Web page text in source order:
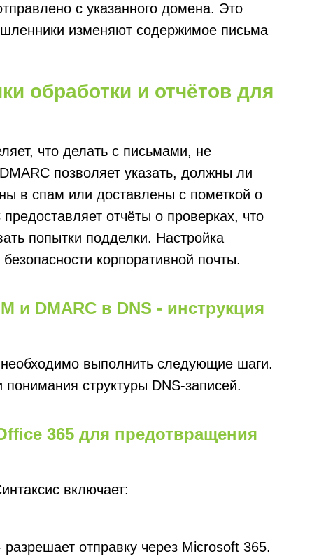
с указанного домена. Это
изменяют содержимое письма
обработки и отчётов для
что делать с письмами, не
позволяет указать, должны ли
в спам или доставлены с пометкой о
отчёты о проверках, что
попытки подделки. Настройка
корпоративной почты.
и DMARC в DNS - инструкция
выполнить следующие шаги.
структуры DNS-записей.
365 для предотвращения
включает:
отправку через Microsoft 365.